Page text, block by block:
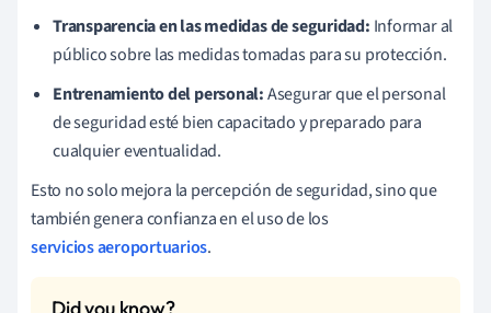
Transparencia en las medidas de seguridad: Informar al
público sobre las medidas tomadas para su protección.
Entrenamiento del personal:Asegurar que el personal
de seguridad esté bien capacitado y preparado para
cualquier eventualidad.
Esto no solo mejora la percepción de seguridad, sino que
también genera confianza en el uso de los
servicios aeroportuarios.